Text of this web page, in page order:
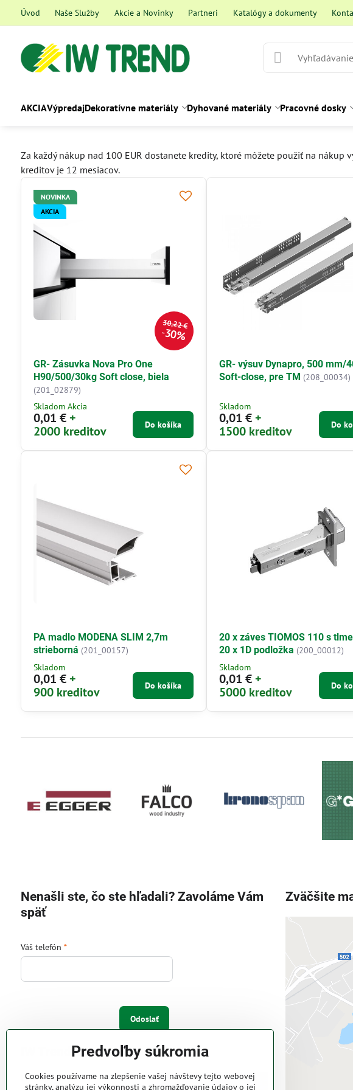
Úvod Naše Služby Akcie a Novinky Partneri Katalógy a dokumenty
AKCIAVýpredajDekoratívne materiály Dyhované materiály Pracovné dosky
Za každý nákup nad 100 EUR dostanete kredity, ktoré môžete použiť na
kreditov je 12 mesiacov.
30,22 €
30%
NOVINKA
AKCIA
GR- Zásuvka Nova Pro One
H90/500/30kg Soft close, biela
(201_02879)
Skladom Akcia
0,01 €+
2000 kreditov
Do košíka
GR- výsuv Dynapro, 500 mm/
Soft-close, pre TM (208_00034)
Skladom
0,01 €+
1500 kreditov
Do
PA madlo MODENA SLIM 2,7m
strieborná (201_00157)
Skladom
0,01 €+
900 kreditov
Do košíka
20 x záves TIOMOS 110 s
20 x 1D podložka (200_00012)
Skladom
0,01 €+
5000 kreditov
Do
Nenašli ste, čo ste hľadali? Zavoláme Vám
späť
Váš telefón *
Odoslať
IW Trend s.r.o.
Pri Majeri 6
Zväčšite
Povoliť
Predvoľby súkromia
Cookies používame na zlepšenie vašej návštevy tejto webovej
stránky, analýzu jej výkonnosti a zhromažďovanie údajov o jej